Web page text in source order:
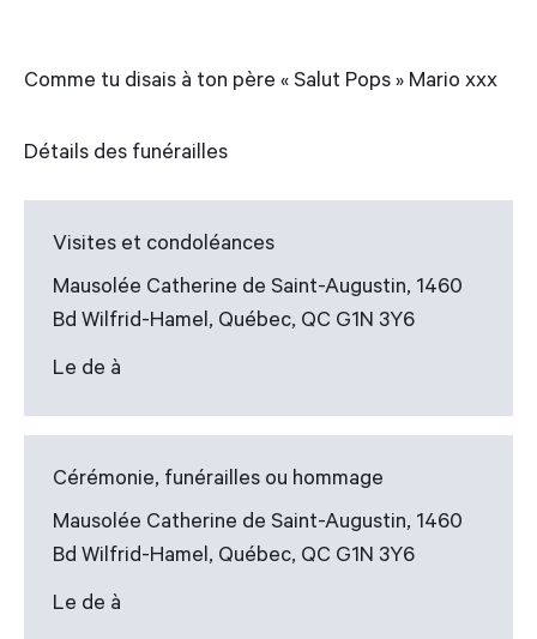
Comme tu disais à ton père « Salut Pops » Mario xxx
Détails des funérailles
Visites et condoléances
Mausolée Catherine de Saint-Augustin, 1460
Bd Wilfrid-Hamel, Québec, QC G1N 3Y6
Le de à
Cérémonie, funérailles ou hommage
Mausolée Catherine de Saint-Augustin, 1460
Bd Wilfrid-Hamel, Québec, QC G1N 3Y6
Le de à